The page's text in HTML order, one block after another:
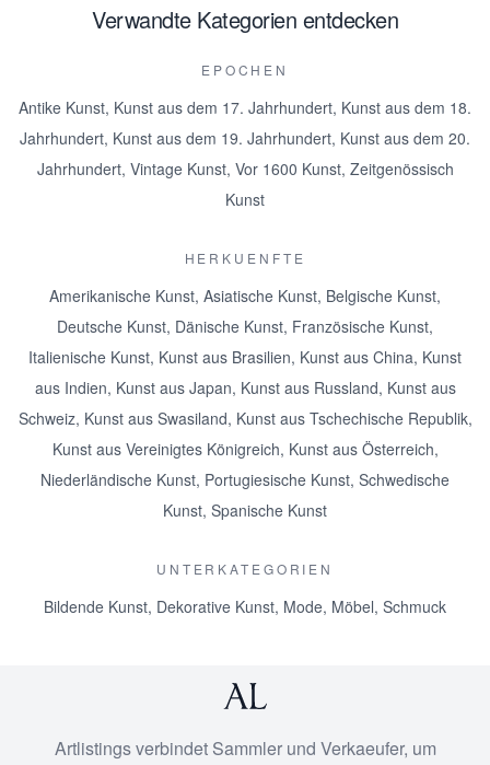
Verwandte Kategorien entdecken
EPOCHEN
Antike Kunst, Kunst aus dem 17. Jahrhundert, Kunst aus dem 18.
Jahrhundert, Kunst aus dem 19. Jahrhundert, Kunst aus dem 20.
Jahrhundert, Vintage Kunst, Vor 1600 Kunst, Zeitgenössisch
Kunst
HERKUENFTE
Amerikanische Kunst, Asiatische Kunst, Belgische Kunst,
Deutsche Kunst, Dänische Kunst, Französische Kunst,
Italienische Kunst, Kunst aus Brasilien, Kunst aus China, Kunst
aus Indien, Kunst aus Japan, Kunst aus Russland, Kunst aus
Schweiz, Kunst aus Swasiland, Kunst aus Tschechische Republik,
Kunst aus Vereinigtes Königreich, Kunst aus Österreich,
Niederländische Kunst, Portugiesische Kunst, Schwedische
Kunst, Spanische Kunst
UNTERKATEGORIEN
Bildende Kunst, Dekorative Kunst, Mode, Möbel, Schmuck
Artlistings verbindet Sammler und Verkaeufer, um